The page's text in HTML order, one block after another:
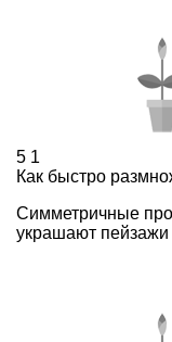
5 1
Как быстро
Симметричные
украшают пейзажи